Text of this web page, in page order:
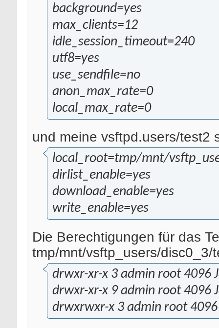
background=yes
max_clients=12
idle_session_timeout=240
utf8=yes
use_sendfile=no
anon_max_rate=0
local_max_rate=0
und meine vsftpd.users/test2
local_root=tmp/mnt/
dirlist_enable=yes
download_enable=yes
write_enable=yes
Die Berechtigungen für das
tmp/mnt/vsftp_users/disc0_3/
drwxr-xr-x 3 admin root 4096
drwxr-xr-x 9 admin root 4096
drwxrwxr-x 3 admin root